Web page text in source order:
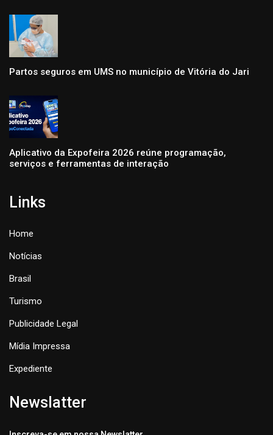
Partos seguros em UMS no município de Vitória do Jari
Aplicativo da Expofeira 2026 reúne programação,
serviços e ferramentas de interação
Links
Home
Notícias
Brasil
Turismo
Publicidade Legal
Mídia Impressa
Expediente
Newslatter